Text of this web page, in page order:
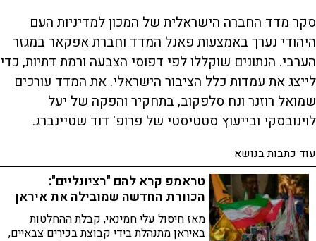
סקר מדד החברה הישראלית של המכון למדיניות העם
היהודי נערך באמצעות פאנל המדד וחברת אפקאר במגזר
הערבי. הנתונים שוקללו לפי דפוסי הצבעה ורמת דתיות, כדי
לייצג את עמדות כלל הציבור הישראלי. את המדד עורכים
שמואל רוזנר ונח סלפקוב, בתחקיר והפקה של יעל
לוינובסקי ובייעוץ סטטיסטי של פרופ' דוד שטיינברג.
עוד כתבות בנושא
טראמפ קרא להם "רציונליים":
הכוורת החדשה שמובילה את איראן
מאז חיסול עלי חמינאי, קבלת ההחלטות
באיראן מתנהלת בידי קבוצת בכירים צבאיים,